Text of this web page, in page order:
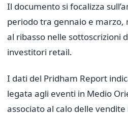
Il documento si focalizza
periodo tra gennaio e marzo,
al ribasso nelle sottoscrizioni
investitori retail.
I dati del Pridham Report
legata agli eventi in Medio
associato al calo delle